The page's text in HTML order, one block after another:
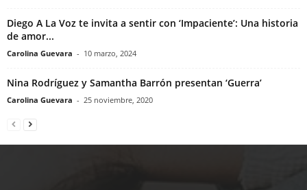
Diego A La Voz te invita a sentir con ‘Impaciente’: Una historia
de amor...
Carolina Guevara - 10 marzo, 2024
Nina Rodríguez y Samantha Barrón presentan ‘Guerra’
Carolina Guevara - 25 noviembre, 2020